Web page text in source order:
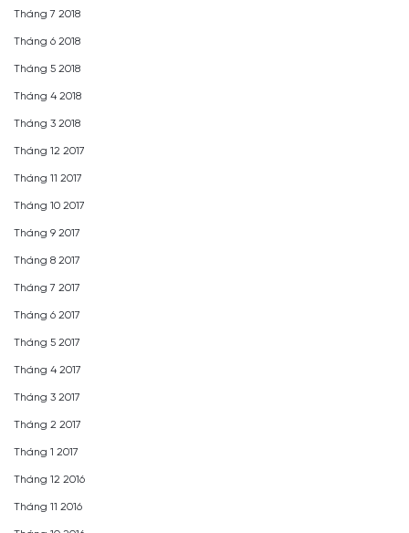
Tháng 7 2018
Tháng 6 2018
Tháng 5 2018
Tháng 4 2018
Tháng 3 2018
Tháng 12 2017
Tháng 11 2017
Tháng 10 2017
Tháng 9 2017
Tháng 8 2017
Tháng 7 2017
Tháng 6 2017
Tháng 5 2017
Tháng 4 2017
Tháng 3 2017
Tháng 2 2017
Tháng 1 2017
Tháng 12 2016
Tháng 11 2016